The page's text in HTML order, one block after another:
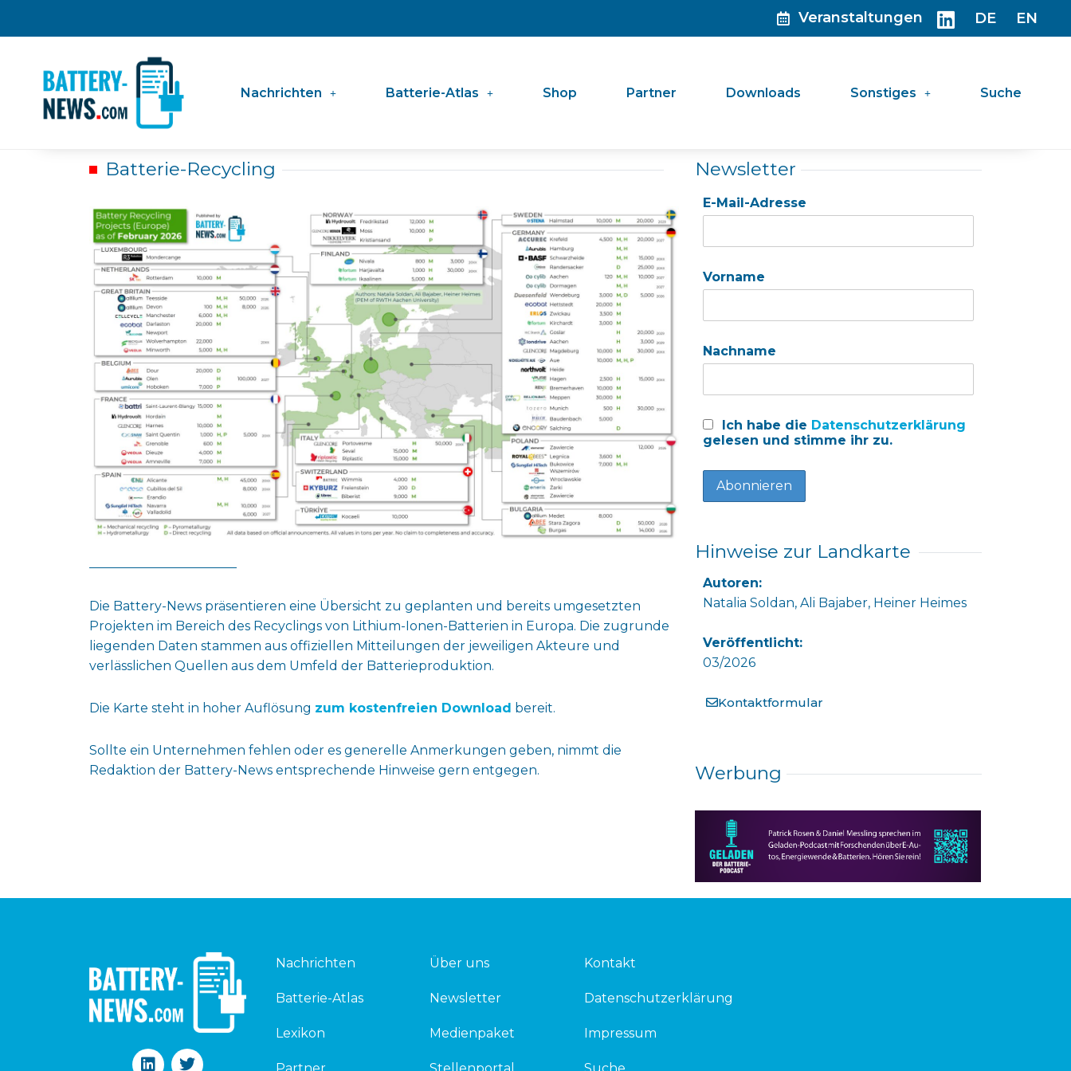
Veranstaltungen DE EN
Nachrichten Batterie-Atlas Shop Partner Downloads Sonstiges Suche
Batterie-Recycling
Die Battery-News präsentieren eine Übersicht zu geplanten und bereits umgesetzten
Projekten im Bereich des Recyclings von Lithium-Ionen-Batterien in Europa. Die zugrunde
liegenden Daten stammen aus offiziellen Mitteilungen der jeweiligen Akteure und
verlässlichen Quellen aus dem Umfeld der Batterieproduktion.
Die Karte steht in hoher Auflösung zum kostenfreien Download bereit.
Sollte ein Unternehmen fehlen oder es generelle Anmerkungen geben, nimmt die
Redaktion der Battery-News entsprechende Hinweise gern entgegen.
Newsletter
E-Mail-Adresse
Vorname
Nachname
Ich habe die Datenschutzerklärung
gelesen und stimme ihr zu.
Hinweise zur Landkarte
Autoren:
Natalia Soldan, Ali Bajaber, Heiner Heimes
Veröffentlicht:
03/2026
Kontaktformular
Werbung
L
T
Nachrichten
Batterie-Atlas
Lexikon
Über uns
Newsletter
Medienpaket
Kontakt
Datenschutzerklärung
Impressum